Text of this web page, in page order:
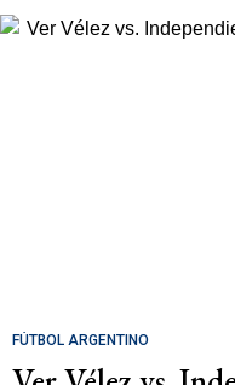
FÚTBOL ARGENTINO